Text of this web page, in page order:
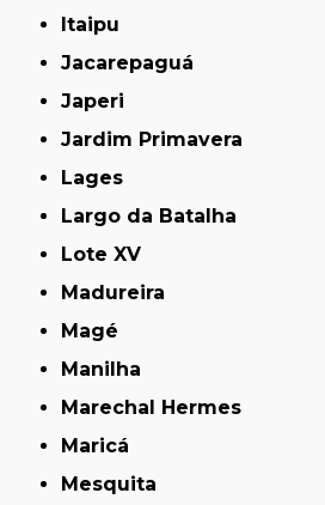
Itaipu
Jacarepaguá
Japeri
Jardim Primavera
Lages
Largo da Batalha
Lote XV
Madureira
Magé
Manilha
Marechal Hermes
Maricá
Mesquita